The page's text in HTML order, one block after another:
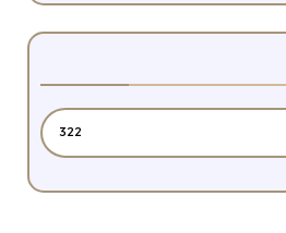
322